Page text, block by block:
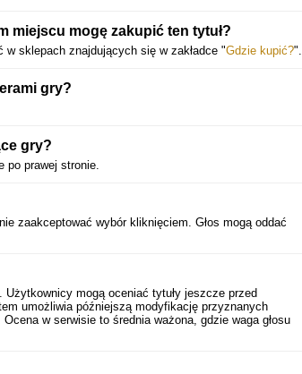
miejscu mogę zakupić ten tytuł?
w sklepach znajdujących się w zakładce "Gdzie kupić?".
gry?
gry?
po prawej stronie.
zaakceptować wybór kliknięciem. Głos mogą oddać
Użytkownicy mogą oceniać tytuły jeszcze przed
umożliwia późniejszą modyfikację przyznanych
Ocena w serwisie to średnia ważona, gdzie waga głosu